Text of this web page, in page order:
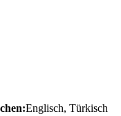
Englisch, Türkisch